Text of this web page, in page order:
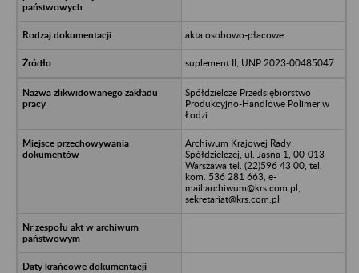
akta osobowo-płacowe
suplement II, UNP 2023-00485047
Spółdzielcze Przedsiębiorstwo
Produkcyjno-Handlowe Polimer w
Łodzi
Archiwum Krajowej Rady
Spółdzielczej, ul. Jasna 1, 00-013
Warszawa tel. (22)596 43 00, tel.
kom. 536 281 663, e-
mail:archiwum@krs.com.pl,
sekretariat@krs.com.pl